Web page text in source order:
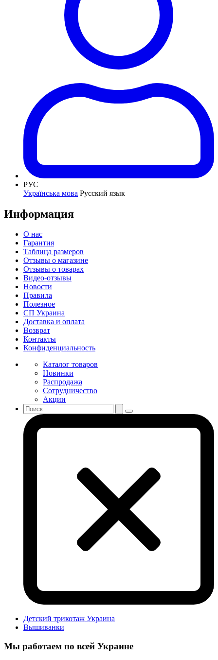
РУС
Українська мова Русский язык
Информация
О нас
Гарантия
Таблица размеров
Отзывы о магазине
Отзывы о товарах
Видео-отзывы
Новости
Правила
Полезное
СП Украина
Доставка и оплата
Возврат
Контакты
Конфиденциальность
Каталог товаров
Новинки
Распродажа
Сотрудничество
Акции
Детский трикотаж Украина
Вышиванки
Мы работаем по всей Украине